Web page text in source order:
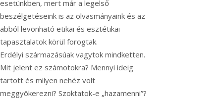
esetünkben, mert már a legelső
beszélgetéseink is az olvasmányaink és az
abból levonható etikai és esztétikai
tapasztalatok körül forogtak.
Erdélyi származásúak vagytok mindketten.
Mit jelent ez számotokra? Mennyi ideig
tartott és milyen nehéz volt
meggyökerezni? Szoktatok-e „hazamenni”?